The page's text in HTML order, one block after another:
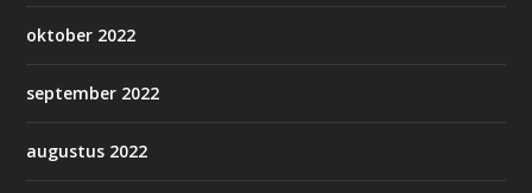
oktober 2022
september 2022
augustus 2022